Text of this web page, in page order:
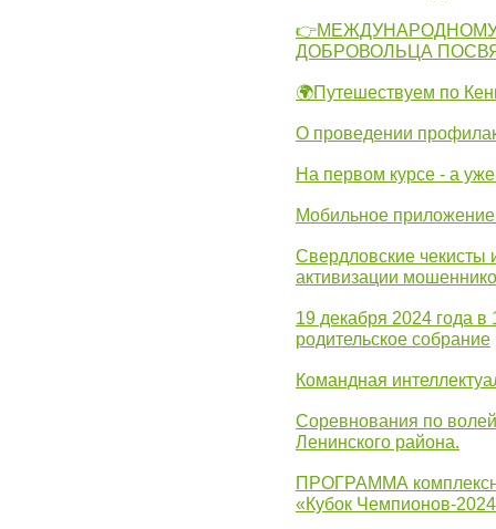
ДОБРОВОЛЬЦА
🌍Путешествуем по
О проведении
На первом курсе - а
Мобильное
Свердловские
активизации
19 декабря 2024 года
родительское собрание
Командная
Соревнования по
Ленинского района.
ПРОГРАММА
«Кубок Чемпионов-